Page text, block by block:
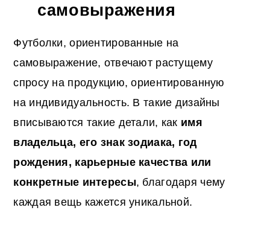
самовыражения
Футболки, ориентированные на
самовыражение, отвечают растущему
спросу на продукцию, ориентированную
на индивидуальность. В такие дизайны
вписываются такие детали, как имя
владельца, его знак зодиака, год
рождения, карьерные качества или
конкретные интересы, благодаря чему
каждая вещь кажется уникальной.